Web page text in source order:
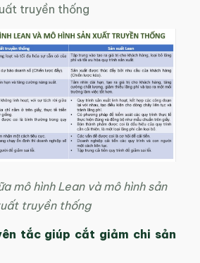
truyền thống
mô hình Lean và mô hình sản
truyền thống
tắc giúp cắt giảm chi sản